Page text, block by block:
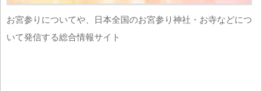
お宮参りについてや、日本全国のお宮参り神社・お寺などにつ
いて発信する総合情報サイト